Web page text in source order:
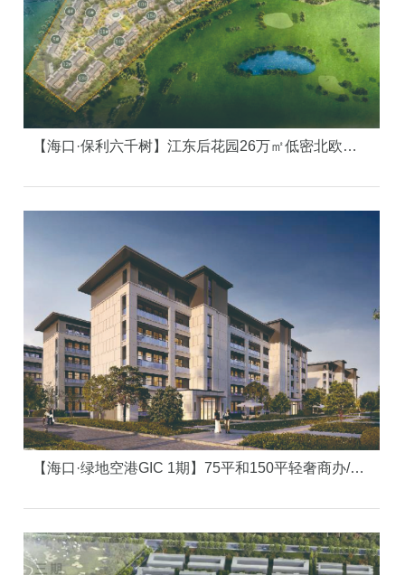
【海口·保利六千树】江东后花园26万㎡低密北欧童话小镇
【海口·绿地空港GIC 1期】75平和150平轻奢商办/科创园区